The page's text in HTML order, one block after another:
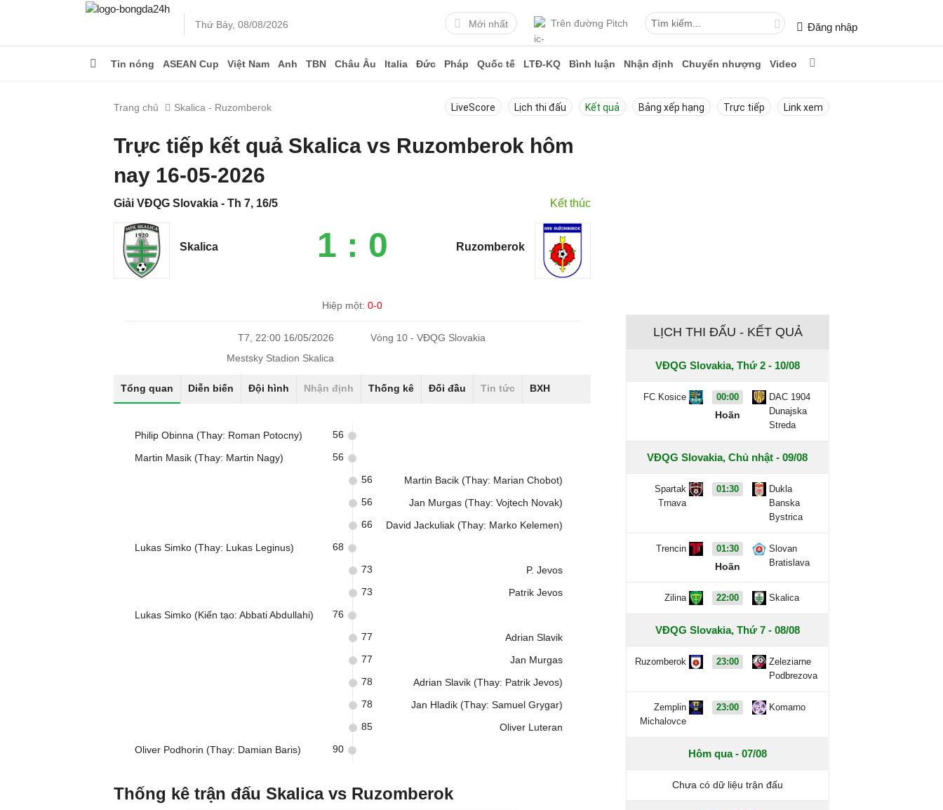
Thứ Bảy, 08/08/2026 Mới nhất Trên đường Pitch Đăng nhập
Tin nóng ASEAN Cup Việt Nam Anh TBN Châu Âu Italia Đức Pháp Quốc tế LTĐ-KQ Bình luận Nhận định Chuyển nhượng Video
Trang chủ Skalica - Ruzomberok LiveScore Lịch thi đấu Kết quả Bảng xếp hạng Trực tiếp Link xem
Trực tiếp kết quả Skalica vs Ruzomberok hôm
nay 16-05-2026
Giải VĐQG Slovakia - Th 7, 16/5 Kết thúc
Skalica 1 : 0 Ruzomberok
Hiệp một:0-0
T7, 22:00 16/05/2026
Vòng 10 - VĐQG Slovakia
Mestsky Stadion Skalica
Tổng quan Diễn biến Đội hình Nhận định Thống kê Đối đầu Tin tức BXH
Philip Obinna (Thay: Roman Potocny) 56
Martin Masik (Thay: Martin Nagy) 56
Martin Bacik (Thay: Marian Chobot)
56
Jan Murgas (Thay: Vojtech Novak)
56
David Jackuliak (Thay: Marko Kelemen)
66
Lukas Simko (Thay: Lukas Leginus) 68
P. Jevos
73
Patrik Jevos
73
Lukas Simko (Kiến tạo: Abbati Abdullahi) 76
Adrian Slavik
77
Jan Murgas
77
Adrian Slavik (Thay: Patrik Jevos)
78
Jan Hladik (Thay: Samuel Grygar)
78
Oliver Luteran
85
Oliver Podhorin (Thay: Damian Baris) 90
Thống kê trận đấu Skalica vs Ruzomberok
LỊCH THI ĐẤU - KẾT QUẢ
VĐQG Slovakia, Thứ 2 - 10/08
FC Kosice 00:00
Hoãn
DAC 1904
Dunajska
Streda
VĐQG Slovakia, Chủ nhật - 09/08
Spartak
Trnava
01:30
Dukla
Banska
Bystrica
Trencin 01:30
Hoãn
Slovan
Bratislava
Zilina 22:00 Skalica
VĐQG Slovakia, Thứ 7 - 08/08
Ruzomberok 23:00
Zeleziarne
Podbrezova
Zemplin
Michalovce
23:00 Komarno
Hôm qua - 07/08
Chưa có dữ liệu trận đấu